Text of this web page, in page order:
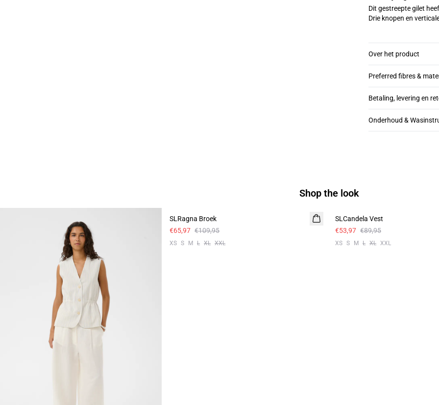
Dit gestreepte gilet
Drie knopen en
Over het product
Preferred fibres &
Betaling, levering en
Onderhoud &
Shop the look
Linnen
SLRagna Broek
€65,97 €109,95
XS S M L XL XXL
- 40%
SLCandela Vest
€53,97 €89,95
XS S M L XL XXL